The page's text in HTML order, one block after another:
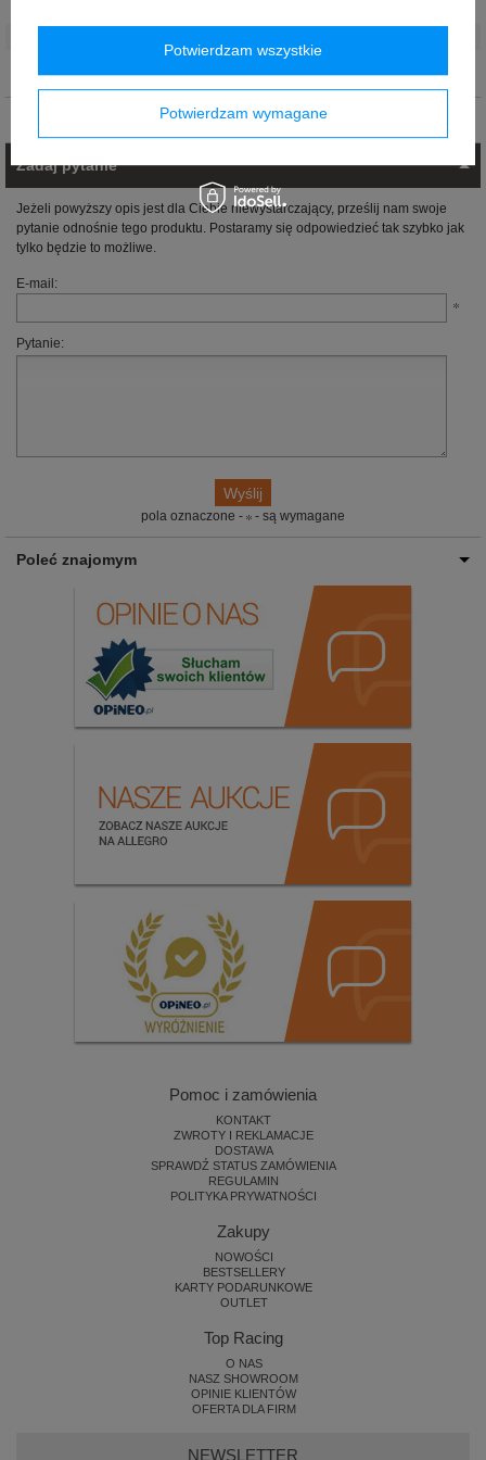
Zadaj pytanie
Jeżeli powyższy opis jest dla Ciebie niewystarczający, prześlij nam swoje
pytanie odnośnie tego produktu. Postaramy się odpowiedzieć tak szybko jak
tylko będzie to możliwe.
E-mail:
Pytanie:
pola oznaczone - - są wymagane
Poleć znajomym
Pomoc i zamówienia
KONTAKT
ZWROTY I REKLAMACJE
DOSTAWA
SPRAWDŹ STATUS ZAMÓWIENIA
REGULAMIN
POLITYKA PRYWATNOŚCI
Zakupy
NOWOŚCI
BESTSELLERY
KARTY PODARUNKOWE
OUTLET
Top Racing
O NAS
NASZ SHOWROOM
OPINIE KLIENTÓW
OFERTA DLA FIRM
NEWSLETTER
Potwierdzam wymagane
Potwierdzam wszystkie